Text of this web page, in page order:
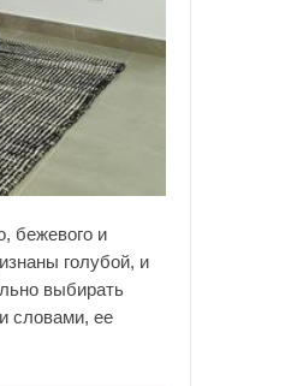
бежевого и
голубой, и
выбирать
словами, ее